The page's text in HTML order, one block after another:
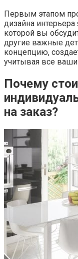
Первым этапом
дизайна интерьера
которой вы
другие важные
концепцию,
учитывая все ваши
Почему
на заказ?